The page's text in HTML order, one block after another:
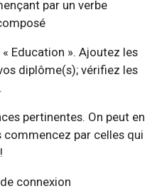
par un verbe
Education ». Ajoutez les
diplôme(s); vérifiez les
pertinentes. On peut en
commencez par celles qui
connexion